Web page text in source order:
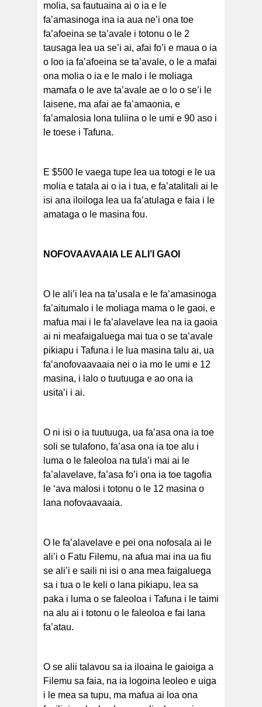
molia, sa fautuaina ai o ia e le
fa’amasinoga ina ia aua ne’i ona toe
fa’afoeina se ta’avale i totonu o le 2
tausaga lea ua se’i ai, afai fo’i e maua o ia
o loo ia fa’afoeina se ta’avale, o le a mafai
ona molia o ia e le malo i le moliaga
mamafa o le ave ta’avale ae o lo o se’i le
laisene, ma afai ae fa’amaonia, e
fa’amalosia lona tuliina o le umi e 90 aso i
le toese i Tafuna.
E $500 le vaega tupe lea ua totogi e le ua
molia e tatala ai o ia i tua, e fa’atalitali ai le
isi ana iloiloga lea ua fa’atulaga e faia i le
amataga o le masina fou.
NOFOVAAVAAIA LE ALI’I GAOI
O le ali’i lea na ta’usala e le fa’amasinoga
fa’aitumalo i le moliaga mama o le gaoi, e
mafua mai i le fa’alavelave lea na ia gaoia
ai ni meafaigaluega mai tua o se ta’avale
pikiapu i Tafuna i le lua masina talu ai, ua
fa’anofovaavaaia nei o ia mo le umi e 12
masina, i lalo o tuutuuga e ao ona ia
usita’i i ai.
O ni isi o ia tuutuuga, ua fa’asa ona ia toe
soli se tulafono, fa’asa ona ia toe alu i
luma o le faleoloa na tula’i mai ai le
fa’alavelave, fa’asa fo’i ona ia toe tagofia
le ‘ava malosi i totonu o le 12 masina o
lana nofovaavaaia.
O le fa’alavelave e pei ona nofosala ai le
ali’i o Fatu Filemu, na afua mai ina ua fiu
se ali’i e saili ni isi o ana mea faigaluega
sa i tua o le keli o lana pikiapu, lea sa
paka i luma o se faleoloa i Tafuna i le taimi
na alu ai i totonu o le faleoloa e fai lana
fa’atau.
O se alii talavou sa ia iloaina le gaioiga a
Filemu sa faia, na ia logoina leoleo e uiga
i le mea sa tupu, ma mafua ai loa ona